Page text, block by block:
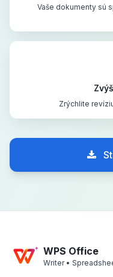
Vaše dokumenty sú
Zrýchlite
WPS Office
Writer •